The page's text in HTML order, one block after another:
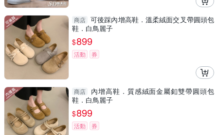
商店 可後踩內增高鞋．溫柔絨面交叉帶圓頭包
鞋．白鳥麗子
$899
活動 券
商店
內增高鞋．質感絨面金屬釦雙帶圓頭包
鞋．白鳥麗子
$899
活動 券